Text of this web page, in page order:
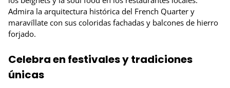
Admira la arquitectura histórica del French Quarter y
maravíllate con sus coloridas fachadas y balcones de hierro
forjado.
Celebra en festivales y tradiciones
únicas